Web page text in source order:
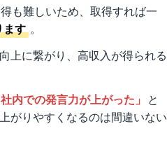
も難しいため、取得すれば一
ます 。
上に繋がり、高収入が得られる
内での発言力が上がった」 と
がりやすくなるのは間違いない